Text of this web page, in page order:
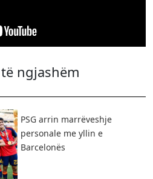
ngjashëm
PSG arrin marrëveshje
personale me yllin e
Barcelonës